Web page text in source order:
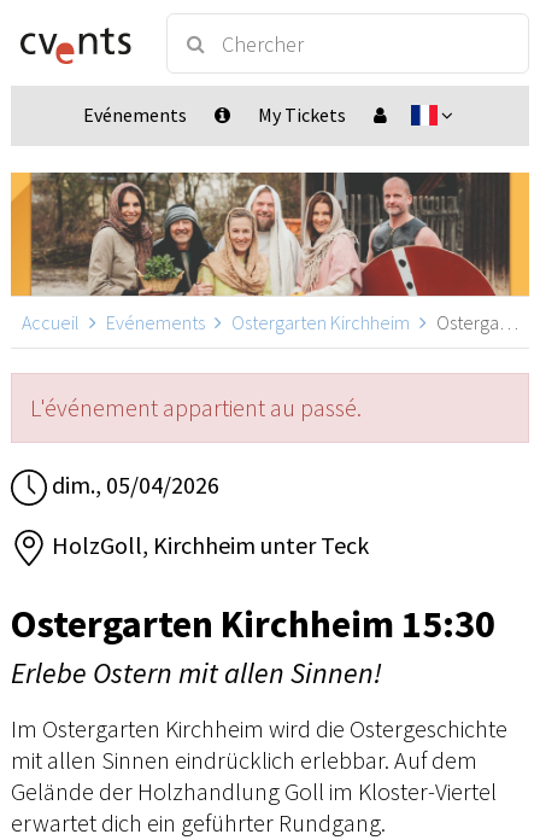
Evénements My Tickets
Accueil Evénements Ostergarten Kirchheim Ostergarten Kirchheim 15:30, Kirchheim unter Teck
L'événement appartient au passé.
dim., 05/04/2026
HolzGoll, Kirchheim unter Teck
Ostergarten Kirchheim 15:30
Erlebe Ostern mit allen Sinnen!
Im Ostergarten Kirchheim wird die Ostergeschichte
mit allen Sinnen eindrücklich erlebbar. Auf dem
Gelände der Holzhandlung Goll im Kloster-Viertel
erwartet dich ein geführter Rundgang.